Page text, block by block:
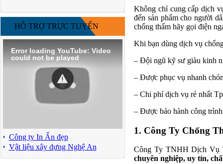
HỖ TRỢ TRỰC TUYẾN
Error loading YouTube: Video
could not be played
Công ty In Ấn đẹp
Vật liệu xây dựng Nghệ An
Không chỉ cung cấp dịch
đến sản phẩm cho người
chống thấm hãy gọi điện
Khi bạn dùng dịch vụ
– Đội ngũ kỹ sư giàu kinh
– Được phục vụ nhanh
– Chi phí dịch vụ rẻ nhất
– Được bảo hành công
1. Công Ty Chống
Công Ty TNHH Dịch Vụ
chuyên nghiệp, uy tín,